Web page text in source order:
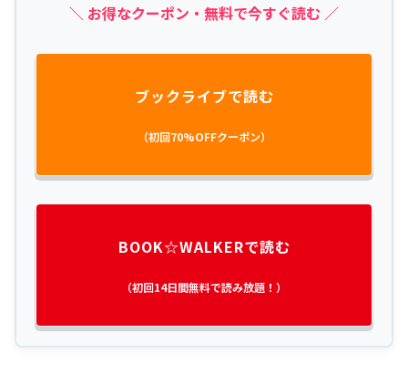
＼ お得なクーポン・無料で今すぐ読む ／
ブックライブで読む
（初回70%OFFクーポン）
BOOK☆WALKERで読む
（初回14日間無料で読み放題！）